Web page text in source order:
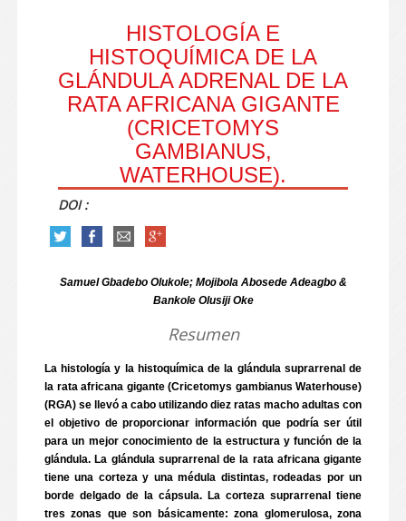
HISTOLOGÍA E
HISTOQUÍMICA DE LA
GLÁNDULA ADRENAL DE LA
RATA AFRICANA GIGANTE
(CRICETOMYS
GAMBIANUS,
WATERHOUSE).
DOI :
Samuel Gbadebo Olukole; Mojibola Abosede Adeagbo &
Bankole Olusiji Oke
Resumen
La histología y la histoquímica de la glándula suprarrenal de
la rata africana gigante (Cricetomys gambianus Waterhouse)
(RGA) se llevó a cabo utilizando diez ratas macho adultas con
el objetivo de proporcionar información que podría ser útil
para un mejor conocimiento de la estructura y función de la
glándula. La glándula suprarrenal de la rata africana gigante
tiene una corteza y una médula distintas, rodeadas por un
borde delgado de la cápsula. La corteza suprarrenal tiene
tres zonas que son básicamente: zona glomerulosa, zona